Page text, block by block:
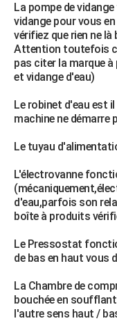
La pompe de
vidange pour vous
vérifiez que rien ne là
Attention toutefois
pas citer la marque
et vidange d'eau)
Le robinet d'eau est
machine ne démarre
Le tuyau
L'électrovanne
d'eau,parfois son
boîte à produits
Le Pressostat
de bas en haut vous
La Chambre de
bouchée en
l'autre sens haut /